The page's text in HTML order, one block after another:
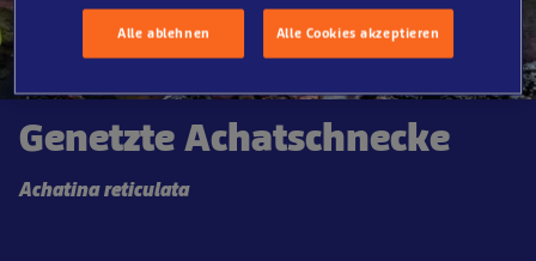
Genetzte Achatschnecke
Achatina reticulata
Alle ablehnen Alle Cookies akzeptieren